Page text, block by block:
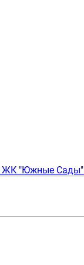
ЖК "Южные Сады"